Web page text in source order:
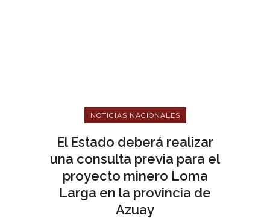
NOTICIAS NACIONALES
El Estado deberá realizar
una consulta previa para el
proyecto minero Loma
Larga en la provincia de
Azuay